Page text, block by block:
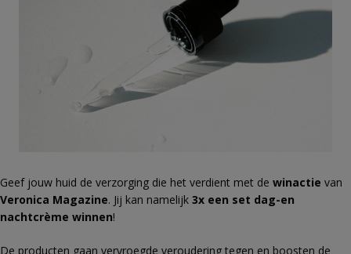
Geef jouw huid de verzorging die het verdient met de winactie van
Veronica Magazine. Jij kan namelijk 3x een set dag-en
nachtcrème winnen!
De producten gaan vervroegde veroudering tegen en boosten de